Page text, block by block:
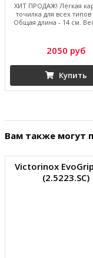
ХИТ ПРОДАЖ! Лёгкая
точилка для всех
Общая длина - 14 см.
2050 руб
Купить
Вам также могут
Victorinox
(2.5223.SC)